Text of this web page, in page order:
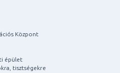
Központ
épület
tisztségekre